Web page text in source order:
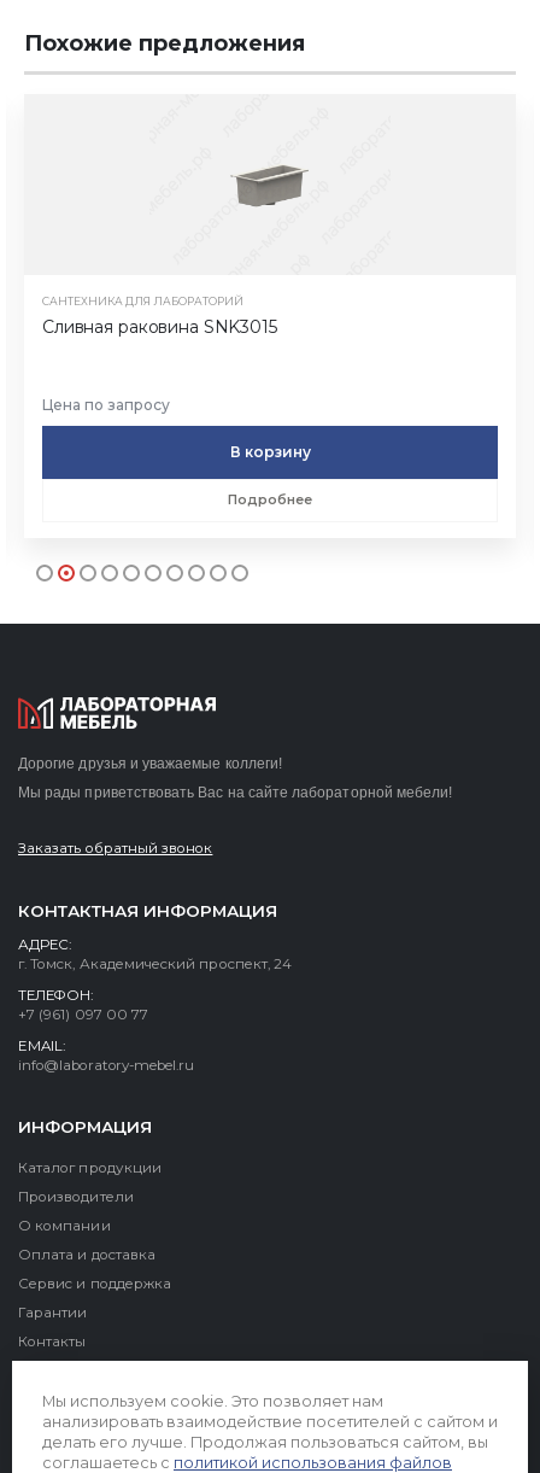
Похожие предложения
САНТЕХНИКА ДЛЯ ЛАБОРАТОРИЙ
Сливная раковина SNK3015
Цена по запросу
В корзину
Подробнее
Дорогие друзья и уважаемые коллеги!
Мы рады приветствовать Вас на сайте лабораторной мебели!
Заказать обратный звонок
КОНТАКТНАЯ ИНФОРМАЦИЯ
АДРЕС:
г. Томск, Академический проспект, 24
ТЕЛЕФОН:
+7 (961) 097 00 77
EMAIL:
info@laboratory-mebel.ru
ИНФОРМАЦИЯ
Каталог продукции
Производители
О компании
Оплата и доставка
Сервис и поддержка
Гарантии
Контакты
Мы используем cookie. Это позволяет нам
анализировать взаимодействие посетителей с сайтом и
делать его лучше. Продолжая пользоваться сайтом, вы
соглашаетесь с политикой использования файлов